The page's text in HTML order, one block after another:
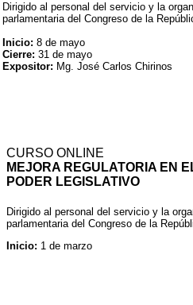
Dirigido al personal del servicio y la
parlamentaria del Congreso de la
Inicio: 8 de mayo
Cierre: 31 de mayo
Expositor: Mg. José Carlos Chirinos
CURSO ONLINE
MEJORA
PODER LEGISLATIVO
Dirigido al personal del servicio y la
parlamentaria del Congreso de la
Inicio: 1 de marzo